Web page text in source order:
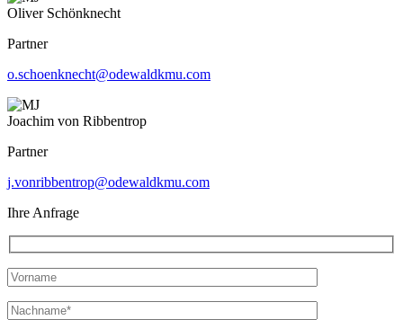
Oliver Schönknecht
Partner
o.schoenknecht@odewaldkmu.com
Joachim von Ribbentrop
Partner
j.vonribbentrop@odewaldkmu.com
Ihre Anfrage